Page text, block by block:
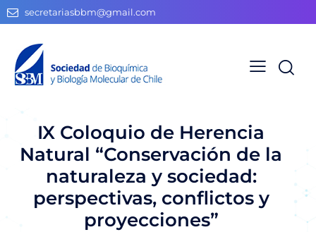
secretariasbbm@gmail.com
IX Coloquio de Herencia
Natural “Conservación de la
naturaleza y sociedad:
perspectivas, conflictos y
proyecciones”